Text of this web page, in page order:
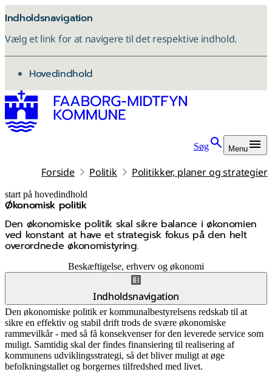
Indholdsnavigation
Vælg et link for at navigere til det respektive indhold.
gå til
Hovedindhold
Søg Menu
Forside Politik Politikker, planer og strategier
start på hovedindhold
Økonomisk politik
Den økonomiske politik skal sikre balance i økonomien
ved konstant at have et strategisk fokus på den helt
overordnede økonomistyring.
senest opdateret 12. februar 2026
Beskæftigelse, erhverv og økonomi
Indholdsnavigation
Den økonomiske politik er kommunalbestyrelsens redskab til at
sikre en effektiv og stabil drift trods de svære økonomiske
rammevilkår - med så få konsekvenser for den leverede service som
muligt. Samtidig skal der findes finansiering til realisering af
kommunens udviklingsstrategi, så det bliver muligt at øge
befolkningstallet og borgernes tilfredshed med livet.